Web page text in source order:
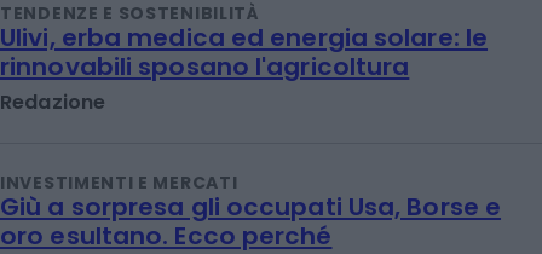
TENDENZE E SOSTENIBILITÀ
Ulivi, erba medica ed energia solare: le
rinnovabili sposano l'agricoltura
Redazione
INVESTIMENTI E MERCATI
Giù a sorpresa gli occupati Usa, Borse e
oro esultano. Ecco perché